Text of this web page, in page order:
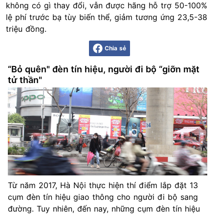
không có gì thay đổi, vẫn được hãng hỗ trợ 50-100%
lệ phí trước bạ tùy biến thể, giảm tương ứng 23,5-38
triệu đồng.
Chia sẻ
“Bỏ quên" đèn tín hiệu, người đi bộ “giỡn mặt
tử thần"
Từ năm 2017, Hà Nội thực hiện thí điểm lắp đặt 13
cụm đèn tín hiệu giao thông cho người đi bộ sang
đường. Tuy nhiên, đến nay, những cụm đèn tín hiệu